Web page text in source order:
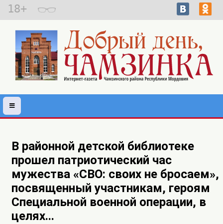
18+
В районной детской библиотеке
прошел патриотический час
мужества «СВО: своих не бросаем»,
посвященный участникам, героям
Специальной военной операции, в
целях...